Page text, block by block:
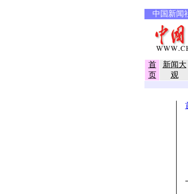
中国新闻
首
页
新闻大
观